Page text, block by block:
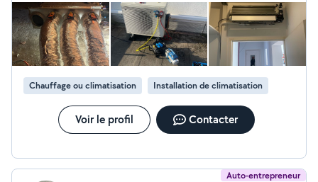
Chauffage ou climatisation Installation de climatisation
Voir le profil Contacter
Auto-entrepreneur